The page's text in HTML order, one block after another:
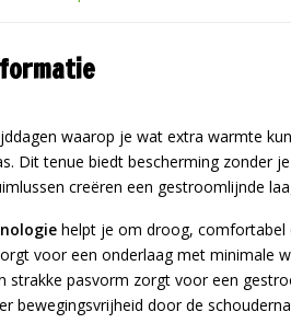
waarop je wat extra warmte
Dit tenue biedt bescherming zonder
creëren een gestroomlijnde
helpt je om droog, comfortabel
voor een onderlaag met minimale
strakke pasvorm zorgt voor een
bewegingsvrijheid door de